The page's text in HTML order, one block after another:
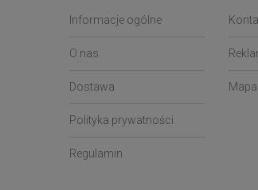
Informacje ogólne
O nas
Dostawa
Polityka prywatności
Regulamin